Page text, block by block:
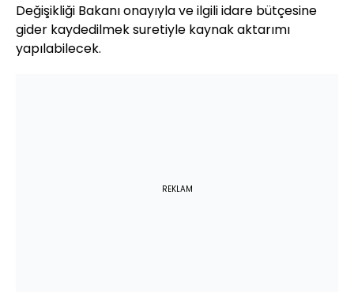
Değişikliği Bakanı onayıyla ve ilgili idare bütçesine
gider kaydedilmek suretiyle kaynak aktarımı
yapılabilecek.
REKLAM